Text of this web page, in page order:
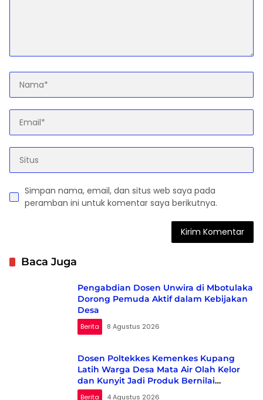
Simpan nama, email, dan situs web saya pada
peramban ini untuk komentar saya berikutnya.
Baca Juga
Pengabdian Dosen Unwira di Mbotulaka
Dorong Pemuda Aktif dalam Kebijakan
Desa
Berita 8 Agustus 2026
Dosen Poltekkes Kemenkes Kupang
Latih Warga Desa Mata Air Olah Kelor
dan Kunyit Jadi Produk Bernilai
Ekonomi
Berita 4 Agustus 2026